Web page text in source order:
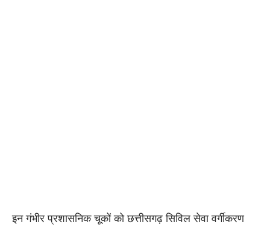
इन गंभीर प्रशासनिक चूकों को छत्तीसगढ़ सिविल सेवा वर्गीकरण